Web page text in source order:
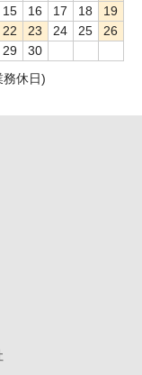
15 16 17 18
19
22 23 24 25
26
29
30
務休日)